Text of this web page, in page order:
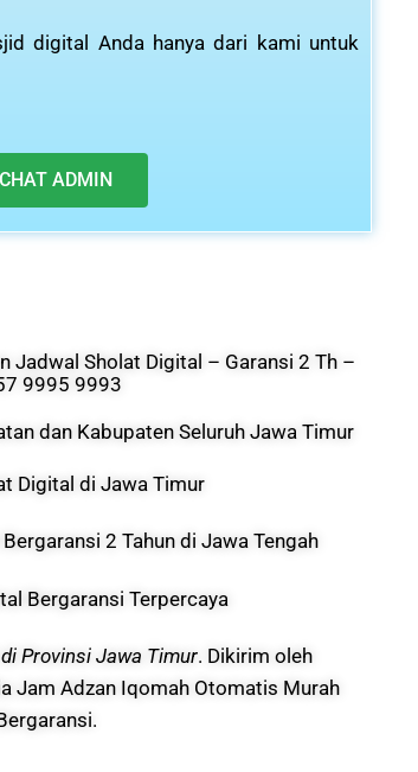
digital Anda hanya dari kami untuk
CHAT ADMIN
Jadwal Sholat Digital – Garansi 2 Th –
9995 9993
dan Kabupaten Seluruh Jawa Timur
Digital di Jawa Timur
2 Tahun di Jawa Tengah
Bergaransi Terpercaya
Provinsi Jawa Timur. Dikirim oleh
Jam Adzan Iqomah Otomatis Murah